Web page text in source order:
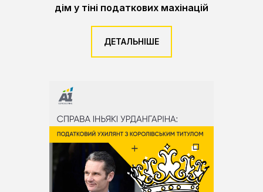
дім у тіні податкових махінацій
ДЕТАЛЬНІШЕ